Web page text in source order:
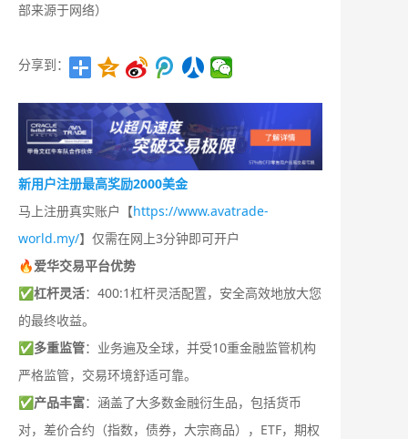
部来源于网络）
分享到：
新用户注册最高奖励2000美金
马上注册真实账户【https://www.avatrade-
world.my/】仅需在网上3分钟即可开户
🔥爱华交易平台优势
✅杠杆灵活：400:1杠杆灵活配置，安全高效地放大您
的最终收益。
✅多重监管：业务遍及全球，并受10重金融监管机构
严格监管，交易环境舒适可靠。
✅产品丰富：涵盖了大多数金融衍生品，包括货币
对，差价合约（指数，债券，大宗商品），ETF，期权